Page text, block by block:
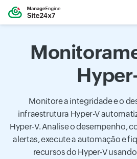
Monitore a integridade e o
infraestrutura Hyper-V
Hyper-V. Analise o desempenho,
alertas, execute a automação e
recursos do Hyper-V